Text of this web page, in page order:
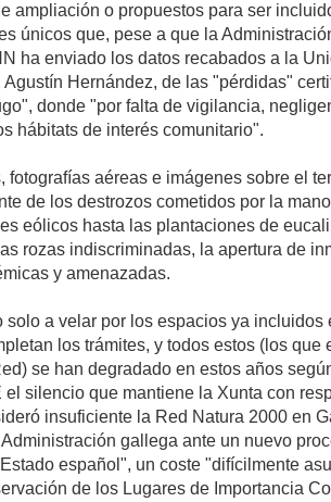
ampliación o propuestos para ser
únicos que, pese a que la
ha enviado los datos recabados a la
Hernández, de las "pérdidas"
donde "por falta de vigilancia,
hábitats de interés comunitario".
fotografías aéreas e imágenes sobre el
de los destrozos cometidos por la
eólicos hasta las plantaciones de
rozas indiscriminadas, la apertura de
y amenazadas.
a velar por los espacios ya
los trámites, y todos estos (los
se han degradado en estos años
silencio que mantiene la Xunta con
insuficiente la Red Natura 2000 en
gallega ante un nuevo
español", un coste "difícilmente
de los Lugares de Importancia